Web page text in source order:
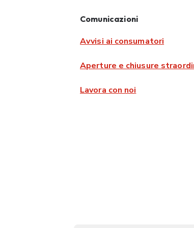
Comunicazioni
Avvisi ai consumatori
Aperture e chiusure
Lavora con noi